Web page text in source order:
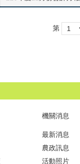
第
機關消息
最新消息
農政訊息
活動照片